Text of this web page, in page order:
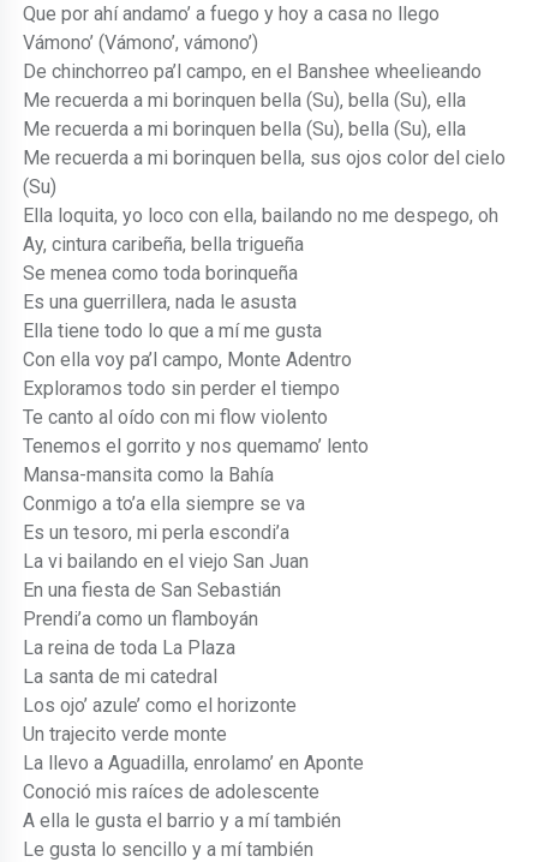
Que por ahí andamo’ a fuego y hoy a casa no llego
Vámono’ (Vámono’, vámono’)
De chinchorreo pa’l campo, en el Banshee wheelieando
Me recuerda a mi borinquen bella (Su), bella (Su), ella
Me recuerda a mi borinquen bella (Su), bella (Su), ella
Me recuerda a mi borinquen bella, sus ojos color del cielo
(Su)
Ella loquita, yo loco con ella, bailando no me despego, oh
Ay, cintura caribeña, bella trigueña
Se menea como toda borinqueña
Es una guerrillera, nada le asusta
Ella tiene todo lo que a mí me gusta
Con ella voy pa’l campo, Monte Adentro
Exploramos todo sin perder el tiempo
Te canto al oído con mi flow violento
Tenemos el gorrito y nos quemamo’ lento
Mansa-mansita como la Bahía
Conmigo a to’a ella siempre se va
Es un tesoro, mi perla escondi’a
La vi bailando en el viejo San Juan
En una fiesta de San Sebastián
Prendi’a como un flamboyán
La reina de toda La Plaza
La santa de mi catedral
Los ojo’ azule’ como el horizonte
Un trajecito verde monte
La llevo a Aguadilla, enrolamo’ en Aponte
Conoció mis raíces de adolescente
A ella le gusta el barrio y a mí también
Le gusta lo sencillo y a mí también